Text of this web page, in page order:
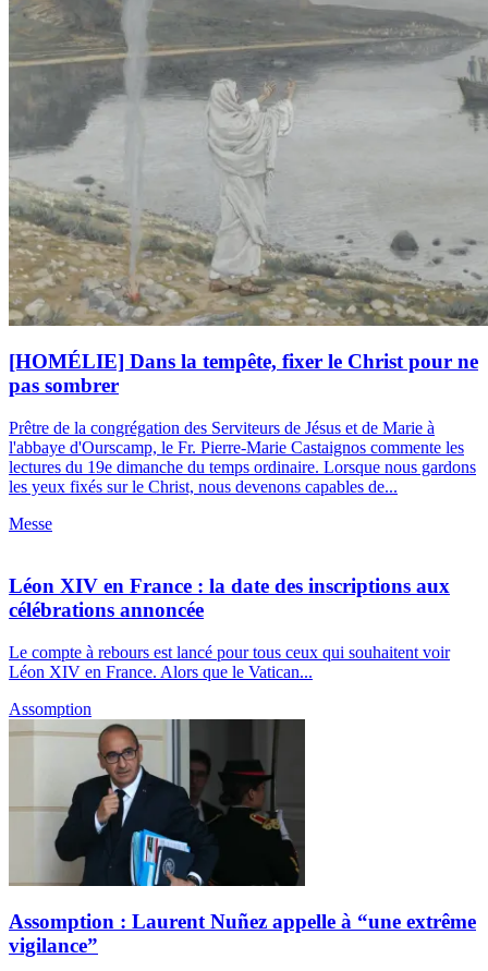
[HOMÉLIE] Dans la tempête, fixer le Christ pour ne
pas sombrer
Prêtre de la congrégation des Serviteurs de Jésus et de Marie à
l'abbaye d'Ourscamp, le Fr. Pierre-Marie Castaignos commente les
lectures du 19e dimanche du temps ordinaire. Lorsque nous gardons
les yeux fixés sur le Christ, nous devenons capables de...
Messe
Léon XIV en France : la date des inscriptions aux
célébrations annoncée
Le compte à rebours est lancé pour tous ceux qui souhaitent voir
Léon XIV en France. Alors que le Vatican...
Assomption
Assomption : Laurent Nuñez appelle à “une extrême
vigilance”